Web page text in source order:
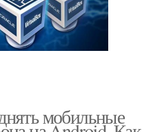
мобильные